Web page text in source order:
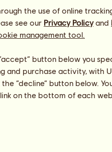
the use of online
see our Privacy Policyand
management tool.
button below you
and purchase activity, with
“decline” button below.
on the bottom of each